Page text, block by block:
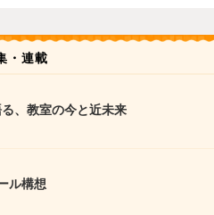
・連載
、教室の今と近未来
ル構想